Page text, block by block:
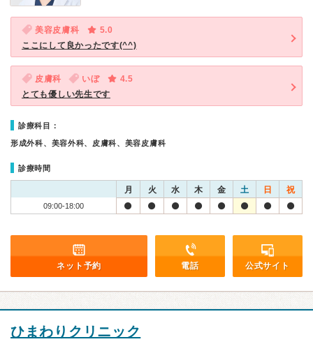
美容皮膚科
5.0
ここにして良かったです(^^)
皮膚科 いぼ
4.5
とても優しい先生です
診療科目：
形成外科、美容外科、皮膚科、美容皮膚科
診療時間
月 火 水 木 金 土 日 祝
09:00-18:00
ネット予約 電話 公式サイト
ひまわりクリニック